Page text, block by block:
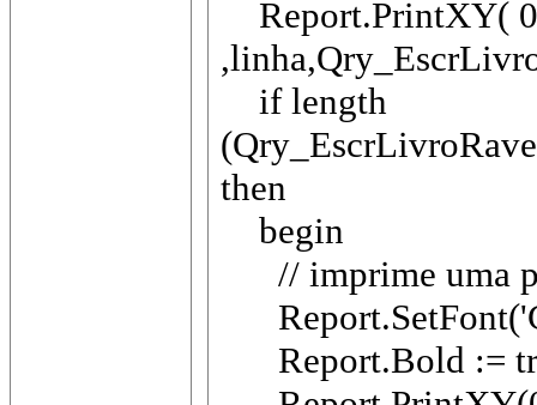
Report.PrintXY(
if length
then
begin
// imprime uma
Report.Bold :=